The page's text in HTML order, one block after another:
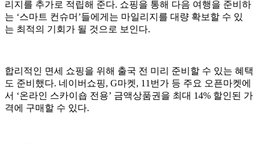
리지를 추가로 적립해 준다. 쇼핑을 통해 다음 여행을 준비하
는 ‘스마트 컨슈머’들에게는 마일리지를 대량 확보할 수 있
는 최적의 기회가 될 것으로 보인다.
합리적인 면세 쇼핑을 위해 출국 전 미리 준비할 수 있는 혜택
도 준비했다. 네이버쇼핑, G마켓, 11번가 등 주요 오픈마켓에
서 ‘온라인 스카이숍 전용’ 금액상품권을 최대 14% 할인된 가
격에 구매할 수 있다.